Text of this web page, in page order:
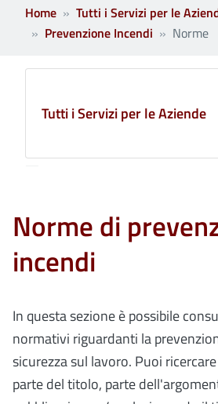
Home
Tutti i Servizi per le
Prevenzione Incendi
Norme
Norme di
incendi
In questa sezione è possibile
normativi riguardanti la
sicurezza sul lavoro. Puoi
parte del titolo, parte
Tutti i Servizi per le Aziende